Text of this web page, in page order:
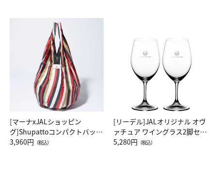
[マーナxJALショッピン
グ]Shupattoコンパクトバッグ
Drop JAL客室乗務員（LC）ス
3,960円 （税込）
[リーデル]JALオリジナル オヴ
ァチュア ワイングラス2脚セッ
ト（レッドワイン）
5,280円 （税込）